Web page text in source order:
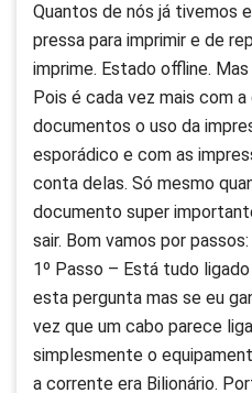
Quantos de nós já tivemos
pressa para imprimir e de
imprime. Estado offline.
Pois é cada vez mais com
documentos o uso da
esporádico e com as
conta delas. Só mesmo
documento super
sair. Bom vamos por passos:
1º Passo – Está tudo
esta pergunta mas se eu
vez que um cabo parece
simplesmente o
a corrente era Bilionário.